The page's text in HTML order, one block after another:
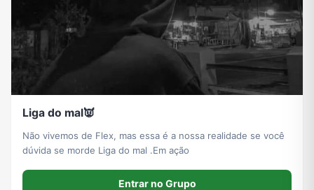
Liga do mal👿
Não vivemos de Flex, mas essa é a nossa realidade se você
dúvida se morde Liga do mal .Em ação
Entrar no Grupo